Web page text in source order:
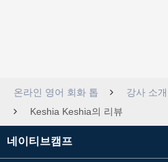
온라인 영어 회화 톱 강사 소개
Keshia Keshia의 리뷰
네이티브캠프